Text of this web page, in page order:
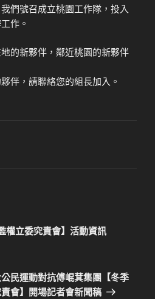
們號召成立桃園工作隊，投入
作。
的新夥伴，鄰近桃園的新夥伴
伴，請聯絡您的組長加入。
權立委究責會】活動資訊
民運動對抗傅崐萁集團【冬季
會】開場記者會新聞稿